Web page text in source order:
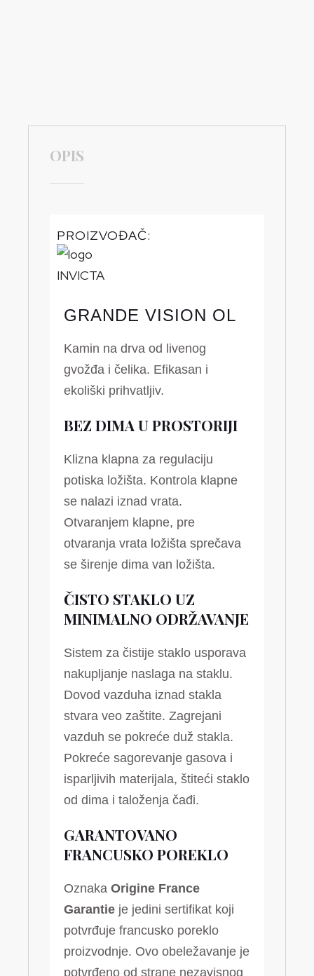
OPIS
PROIZVOĐAČ:
GRANDE VISION OL
Kamin na drva od livenog
gvožđa i čelika. Efikasan i
ekoliški prihvatljiv.
BEZ DIMA U PROSTORIJI
Klizna klapna za regulaciju
potiska ložišta. Kontrola klapne
se nalazi iznad vrata.
Otvaranjem klapne, pre
otvaranja vrata ložišta sprečava
se širenje dima van ložišta.
ČISTO STAKLO UZ
MINIMALNO ODRŽAVANJE
Sistem za čistije staklo usporava
nakupljanje naslaga na staklu.
Dovod vazduha iznad stakla
stvara veo zaštite. Zagrejani
vazduh se pokreće duž stakla.
Pokreće sagorevanje gasova i
isparljivih materijala, štiteći staklo
od dima i taloženja čađi.
GARANTOVANO
FRANCUSKO POREKLO
OznakaOrigine France
Garantie je jedini sertifikat koji
potvrđuje francusko poreklo
proizvodnje. Ovo obeležavanje je
potvrđeno od strane nezavisnog